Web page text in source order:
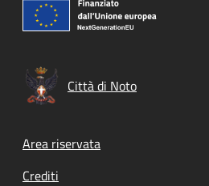
Città di Noto
Footer menu
Area riservata
Crediti